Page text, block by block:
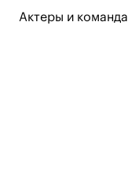
Актеры и команда